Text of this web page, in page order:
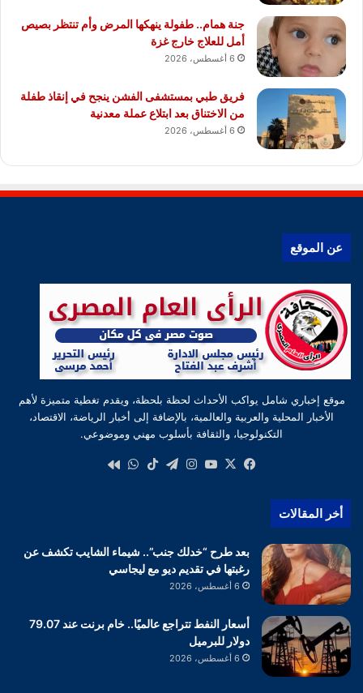
جنة همام.. طفولة ينهكها المرض وأم تنتظر بصيص
أمل للعلاج خارج غزة
6 أغسطس، 2026
فريق طبي بمستشفى الفشن ينجح في إنقاذ طفلة
من الاختناق بعد ابتلاع عملة معدنية
6 أغسطس، 2026
عن الموقع
موقع إخباري شامل يواكب الأحداث لحظة بلحظة، ويقدم تغطية متميزة لأهم
الأخبار المحلية والعربية والعالمية، بالإضافة إلى أخبار الرياضة، الاقتصاد،
التكنولوجيا، والثقافة بأسلوب مهني وموضوعي.
فيسبوك
‫X
‫YouTube
انستقرام
تيلقرام‫TikTokواتساب
أخر المقالات
بعد طرح “خدلك جنب”.. شيماء الشايب تكشف عن
رغبتها في تقديم ديو مع ليجاسي
6 أغسطس، 2026
أسعار النفط تتراجع عالميًا.. خام برنت عند 79.07
دولار للبرميل
6 أغسطس، 2026